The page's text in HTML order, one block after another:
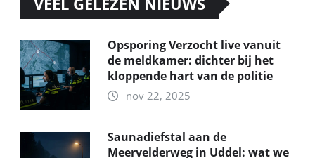
Opsporing Verzocht live vanuit
de meldkamer: dichter bij het
kloppende hart van de politie
nov 22, 2025
Saunadiefstal aan de
Meervelderweg in Uddel: wat we